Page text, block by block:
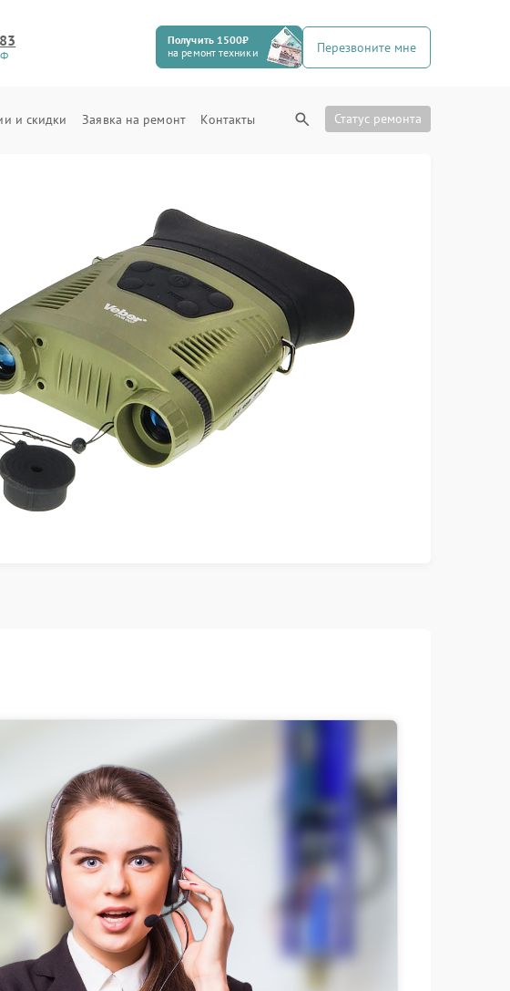
Получить 1500₽
на ремонт техники
Перезвоните мне
и скидки Заявка на ремонт Контакты Статус ремонта